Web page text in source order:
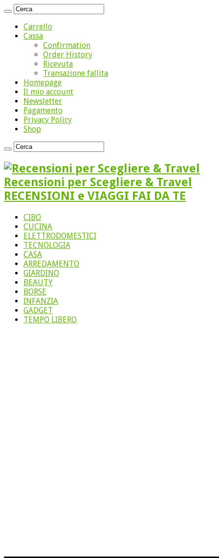
Carrello
Cassa
Confirmation
Order History
Ricevuta
Transazione fallita
Homepage
Il mio account
Newsletter
Pagamento
Privacy Policy
Shop
Recensioni per Scegliere & Travel
RECENSIONI e VIAGGI FAI DA TE
CIBO
CUCINA
ELETTRODOMESTICI
TECNOLOGIA
CASA
ARREDAMENTO
GIARDINO
BEAUTY
BORSE
INFANZIA
GADGET
TEMPO LIBERO